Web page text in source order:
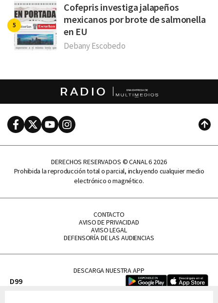
Cofepris investiga jalapeños
mexicanos por brote de salmonella
en EU
Debany Escobedo
RADIO
FacebookTwitterYoutubeInstagram
DERECHOS RESERVADOS © CANAL 6 2026
Prohibida la reproducción total o parcial, incluyendo cualquier medio
electrónico o magnético.
CONTACTO
AVISO DE PRIVACIDAD
AVISO LEGAL
DEFENSORÍA DE LAS AUDIENCIAS
DESCARGA NUESTRA APP
D99